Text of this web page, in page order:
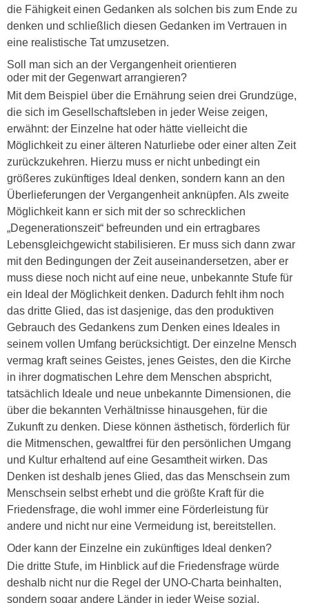
die Fähigkeit einen Gedanken als solchen bis zum Ende zu
denken und schließlich diesen Gedanken im Vertrauen in
eine realistische Tat umzusetzen.
Soll man sich an der Vergangenheit orientieren
oder mit der Gegenwart arrangieren?
Mit dem Beispiel über die Ernährung seien drei Grundzüge,
die sich im Gesellschaftsleben in jeder Weise zeigen,
erwähnt: der Einzelne hat oder hätte vielleicht die
Möglichkeit zu einer älteren Naturliebe oder einer alten Zeit
zurückzukehren. Hierzu muss er nicht unbedingt ein
größeres zukünftiges Ideal denken, sondern kann an den
Überlieferungen der Vergangenheit anknüpfen. Als zweite
Möglichkeit kann er sich mit der so schrecklichen
„Degenerationszeit“ befreunden und ein ertragbares
Lebensgleichgewicht stabilisieren. Er muss sich dann zwar
mit den Bedingungen der Zeit auseinandersetzen, aber er
muss diese noch nicht auf eine neue, unbekannte Stufe für
ein Ideal der Möglichkeit denken. Dadurch fehlt ihm noch
das dritte Glied, das ist dasjenige, das den produktiven
Gebrauch des Gedankens zum Denken eines Ideales in
seinem vollen Umfang berücksichtigt. Der einzelne Mensch
vermag kraft seines Geistes, jenes Geistes, den die Kirche
in ihrer dogmatischen Lehre dem Menschen abspricht,
tatsächlich Ideale und neue unbekannte Dimensionen, die
über die bekannten Verhältnisse hinausgehen, für die
Zukunft zu denken. Diese können ästhetisch, förderlich für
die Mitmenschen, gewaltfrei für den persönlichen Umgang
und Kultur erhaltend auf eine Gesamtheit wirken. Das
Denken ist deshalb jenes Glied, das das Menschsein zum
Menschsein selbst erhebt und die größte Kraft für die
Friedensfrage, die wohl immer eine Förderleistung für
andere und nicht nur eine Vermeidung ist, bereitstellen.
Oder kann der Einzelne ein zukünftiges Ideal denken?
Die dritte Stufe, im Hinblick auf die Friedensfrage würde
deshalb nicht nur die Regel der UNO-Charta beinhalten,
sondern sogar andere Länder in jeder Weise sozial,